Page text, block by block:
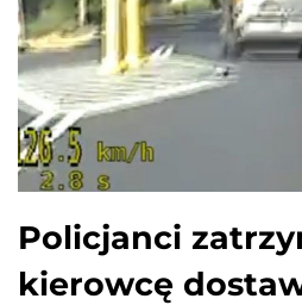
Policjanci
kierowcę